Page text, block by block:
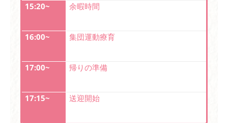
15:20~ 余暇時間
16:00~ 集団運動療育
17:00~ 帰りの準備
17:15~ 送迎開始